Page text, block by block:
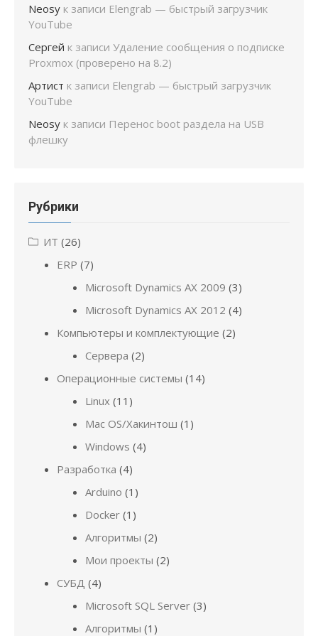
Neosy к записи Elengrab — быстрый загрузчик
YouTube
Сергей к записи Удаление сообщения о подписке
Proxmox (проверено на 8.2)
Артист к записи Elengrab — быстрый загрузчик
YouTube
Neosy к записи Перенос boot раздела на USB
флешку
Рубрики
ИТ (26)
ERP (7)
Microsoft Dynamics AX 2009 (3)
Microsoft Dynamics AX 2012 (4)
Компьютеры и комплектующие (2)
Сервера (2)
Операционные системы (14)
Linux (11)
Mac OS/Хакинтош (1)
Windows (4)
Разработка (4)
Arduino (1)
Docker (1)
Алгоритмы (2)
Мои проекты (2)
СУБД (4)
Microsoft SQL Server (3)
Алгоритмы (1)